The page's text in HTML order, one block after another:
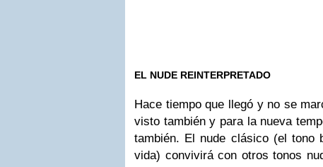
EL NUDE REINTERPRETADO
Hace tiempo que llegó y no se
visto también y para la nueva
también. El nude clásico (el tono
vida) convivirá con otros tonos